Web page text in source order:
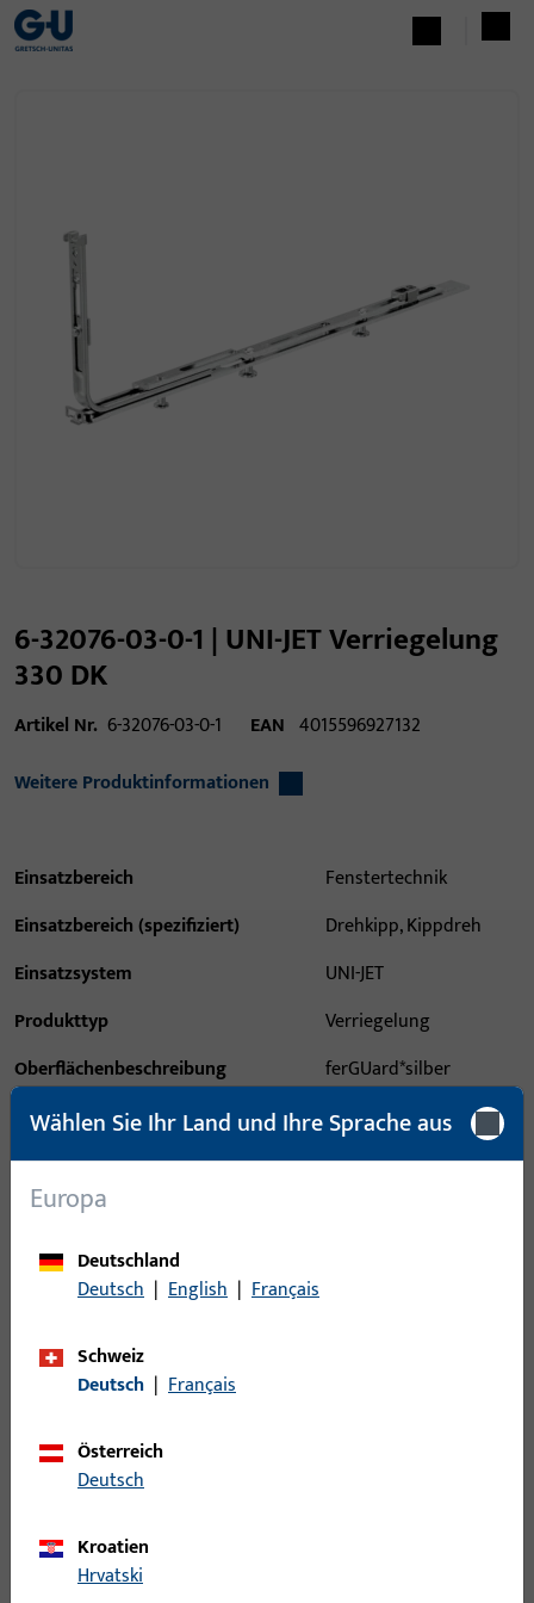
6-32076-03-0-1 | UNI-JET Verriegelung
330 DK
Artikel Nr. 6-32076-03-0-1 EAN 4015596927132
Weitere Produktinformationen
Einsatzbereich
Fenstertechnik
Einsatzbereich (spezifiziert)
Drehkipp, Kippdreh
Einsatzsystem
UNI-JET
Produkttyp
Verriegelung
Oberflächenbeschreibung
ferGUard*silber
Bruttogewicht
0,15 KG
Verpackungseinheit
1 ST
Mindestbestelleinheit
Anmeldung
Bitte melden Sie sich mit Ihren Kundendaten an um eine
Preisinformation zu erhalten oder Artikel zu bestellen
Produktbeschreibung
Wählen Sie Ihr Land und Ihre Sprache aus
Europa
Deutschland
Deutsch | English | Français
Schweiz
Deutsch | Français
Österreich
Deutsch
Kroatien
Hrvatski